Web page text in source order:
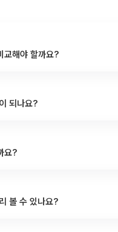
교해야 할까요?
되나요?
요?
볼 수 있나요?